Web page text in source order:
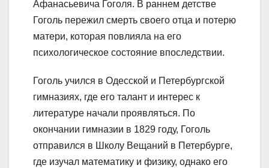
Афанасьевича Гоголя. В раннем детстве
Гоголь пережил смерть своего отца и потерю
матери, которая повлияла на его
психологическое состояние впоследствии.
Гоголь учился в Одесской и Петербургской
гимназиях, где его талант и интерес к
литературе начали проявляться. По
окончании гимназии в 1829 году, Гоголь
отправился в Школу Вещаний в Петербурге,
где изучал математику и физику, однако его